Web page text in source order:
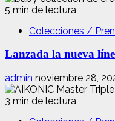
5 min de lectura
Colecciones /
Lanzada la nueva
admin noviembre 28,
3 min de lectura